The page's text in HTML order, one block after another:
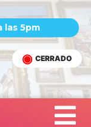
las 5pm
CERRADO